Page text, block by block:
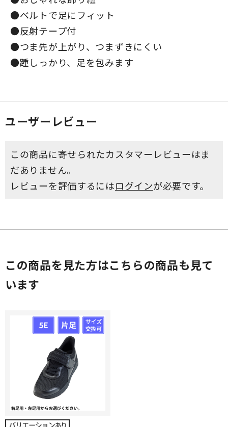
●ベルトで足にフィット
●反射テープ付
●つま先が上がり、つまずきにくい
●踵しっかり、足を包みます
ユーザーレビュー
この商品に寄せられたカスタマーレビューはま
だありません。
レビューを評価するにはログインが必要です。
この商品を見た方はこちらの商品も見て
います